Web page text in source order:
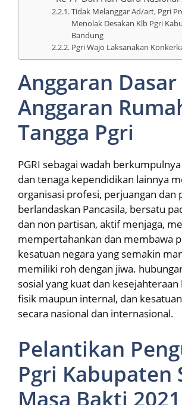
Tidak Melanggar Ad/art, Pgri
Menolak Desakan Klb Pgri
Bandung
Pgri Wajo Laksanakan
Anggaran Dasar
Anggaran
Tangga Pgri
PGRI sebagai wadah
dan tenaga kependidikan lainnya
organisasi profesi, perjuangan dan
berlandaskan Pancasila, bersatu
dan non partisan, aktif menjaga,
mempertahankan dan membawa
kesatuan negara yang semakin
memiliki roh dengan jiwa.
sosial yang kuat dan kesejahteraan
fisik maupun internal, dan
secara nasional dan internasional.
Pelantikan
Pgri Kabupaten
Masa Bakti